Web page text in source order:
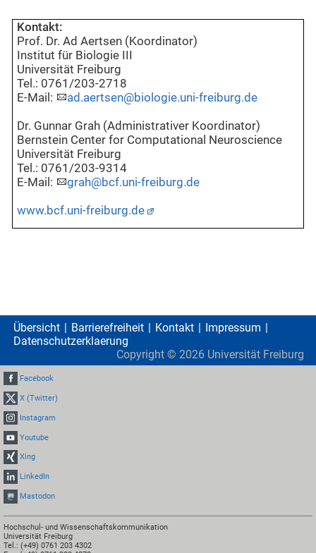
Kontakt:
Prof. Dr. Ad Aertsen (Koordinator)
Institut für Biologie III
Universität Freiburg
Tel.: 0761/203-2718
E-Mail:
ad.aertsen@biologie.uni-freiburg.de
Dr. Gunnar Grah (Administrativer Koordinator)
Bernstein Center for Computational Neuroscience
Universität Freiburg
Tel.: 0761/203-9314
E-Mail:
grah@bcf.uni-freiburg.de
www.bcf.uni-freiburg.de
Übersicht Barrierefreiheit Kontakt
Impressum
Datenschutzerklaerung
Copyright © 2026 Universität Freiburg
Facebook
X (Twitter)
Instagram
Youtube
Xing
LinkedIn
Mastodon
Hochschul- und Wissenschaftskommunikation
Universität Freiburg
Tel.: (+49) 0761 203 4302